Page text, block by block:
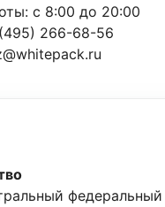
с 8:00 до 20:00
266-68-56
федеральный